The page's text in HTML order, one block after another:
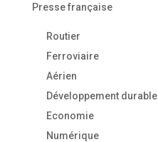
Presse française
Routier
Ferroviaire
Aérien
Développement durable
Economie
Numérique